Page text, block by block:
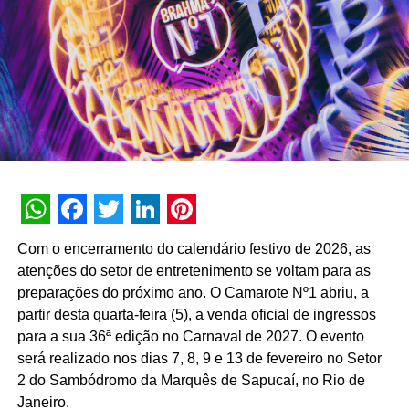
WhatsApp
Facebook
Twitter
LinkedIn
Pinterest
Com o encerramento do calendário festivo de 2026, as
atenções do setor de entretenimento se voltam para as
preparações do próximo ano. O Camarote Nº1 abriu, a
partir desta quarta-feira (5), a venda oficial de ingressos
para a sua 36ª edição no Carnaval de 2027. O evento
será realizado nos dias 7, 8, 9 e 13 de fevereiro no Setor
2 do Sambódromo da Marquês de Sapucaí, no Rio de
Janeiro.